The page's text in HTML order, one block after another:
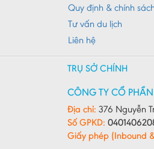
Quy định & chính
Tư vấn du lịch
Liên hệ
TRỤ SỞ CHÍNH
CÔNG TY CỔ
Địa chỉ: 376 Nguyễn
Số GPKD:
Giấy phép (Inbound